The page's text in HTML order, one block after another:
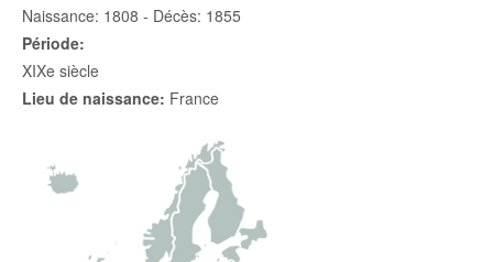
Naissance: 1808 - Décès: 1855
Période:
XIXe siècle
Lieu de naissance: France